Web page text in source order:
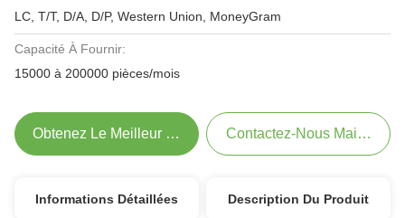
LC, T/T, D/A, D/P, Western Union, MoneyGram
Capacité À Fournir:
15000 à 200000 pièces/mois
Obtenez Le Meilleur Prix Contactez-Nous Maintenant
Informations Détaillées Description Du Produit